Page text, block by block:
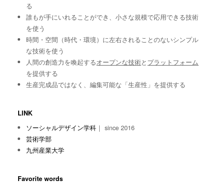
る
誰もが手にいれることができ、小さな規模で応用できる技術
を使う
時間・空間（時代・環境）に左右されることのないシンプル
な技術を使う
人間の創造力を喚起するオープンな技術と プラットフォーム
を提供する
生産完成品ではなく、編集可能な「生産性」を提供する
LINK
ソーシャルデザイン学科 ｜ since 2016
芸術学部
九州産業大学
Favorite words